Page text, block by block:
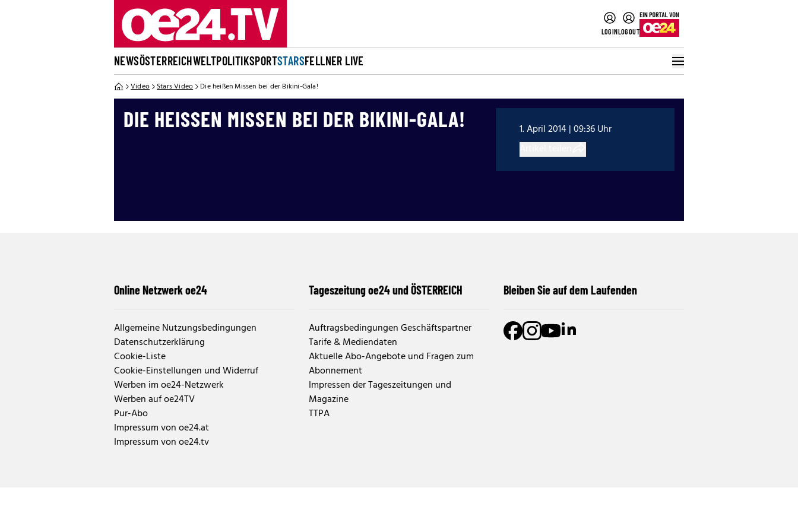
LOGINLOGOUT
NEWSÖSTERREICHWELTPOLITIKSPORTSTARSFELLNER LIVE
Video Stars Video Die heißen Missen bei der Bikini-Gala!
DIE HEISSEN MISSEN BEI DER BIKINI-GALA!
1. April 2014 | 09:36 Uhr
Online Netzwerk oe24
Allgemeine Nutzungsbedingungen
Datenschutzerklärung
Cookie-Liste
Cookie-Einstellungen und Widerruf
Werben im oe24-Netzwerk
Werben auf oe24TV
Pur-Abo
Impressum von oe24.at
Impressum von oe24.tv
Tageszeitung oe24 und ÖSTERREICH
Auftragsbedingungen Geschäftspartner
Tarife & Mediendaten
Aktuelle Abo-Angebote und Fragen zum
Abonnement
Impressen der Tageszeitungen und
Magazine
TTPA
Bleiben Sie auf dem Laufenden